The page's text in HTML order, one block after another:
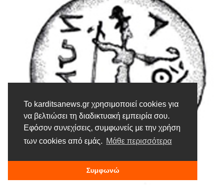
Το karditsanews.gr χρησιμοποιεί cookies για
να βελτιώσει τη διαδικτυακή εμπειρία σου.
Εφόσον συνεχίσεις, συμφωνείς με την χρήση
των cookies από εμάς. Μάθε περισσότερα
Συμφωνώ